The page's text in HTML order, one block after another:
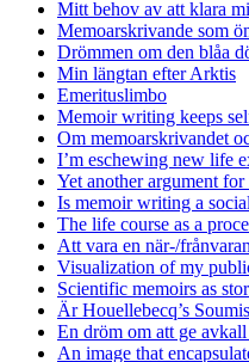
Mitt behov av att klara
Memoarskrivande som
Drömmen om den blåa
Min längtan efter Arktis
Emerituslimbo
Memoir writing keeps
Om memoarskrivandet
I’m eschewing new life
Yet another argument
Is memoir writing a
The life course as a
Att vara en när-/
Visualization of my
Scientific memoirs as
Är Houellebecq’s
En dröm om att ge
An image that